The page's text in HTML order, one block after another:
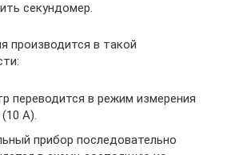
секундомер.
производится в такой
переводится в режим измерения
А).
прибор последовательно